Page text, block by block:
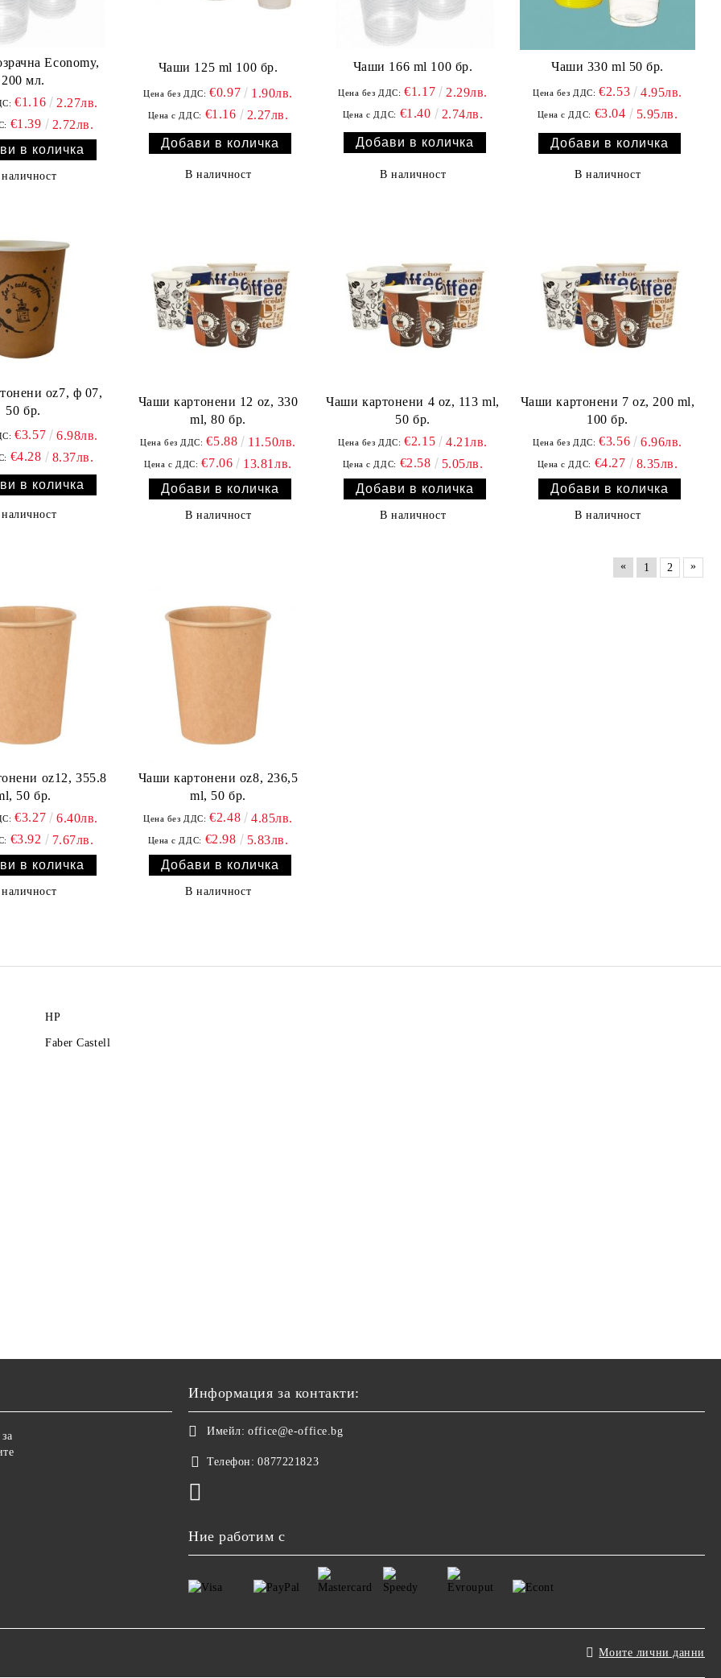
Economy,
200 мл.
€1.16 2.27лв.
€1.39 2.72лв.
Чаши 125 ml 100 бр.
Цена без ДДС: €0.97 1.90лв.
Цена с ДДС: €1.16 2.27лв.
В наличност
Чаши 166 ml 100 бр.
Цена без ДДС: €1.17 2.29лв.
Цена с ДДС: €1.40 2.74лв.
В наличност
Чаши 330 ml 50 бр.
Цена без ДДС: €2.53 4.95лв.
Цена с ДДС: €3.04 5.95лв.
В наличност
oz7, ф 07,
50 бр.
€3.57 6.98лв.
€4.28 8.37лв.
Чаши картонени 12 oz, 330
ml, 80 бр.
Цена без ДДС: €5.88 11.50лв.
Цена с ДДС: €7.06 13.81лв.
В наличност
Чаши картонени 4 oz, 113 ml,
50 бр.
Цена без ДДС: €2.15 4.21лв.
Цена с ДДС: €2.58 5.05лв.
В наличност
Чаши картонени 7 oz, 200 ml,
100 бр.
Цена без ДДС: €3.56 6.96лв.
Цена с ДДС: €4.27 8.35лв.
В наличност
« 1 2 »
oz12, 355.8
50 бр.
€3.27 6.40лв.
€3.92 7.67лв.
Чаши картонени oz8, 236,5
ml, 50 бр.
Цена без ДДС: €2.48 4.85лв.
Цена с ДДС: €2.98 5.83лв.
В наличност
HP
Faber Castell
Информация за контакти:
Имейл: office@e-office.bg
Телефон: 0877221823
Ние работим с
Моите лични данни